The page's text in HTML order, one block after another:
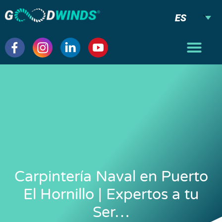
ES
Carpintería Naval en Puerto
El Hornillo | Expertos a tu
Ser…